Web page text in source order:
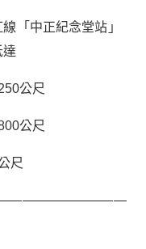
「中正紀念堂站」
達
公尺
公尺
尺